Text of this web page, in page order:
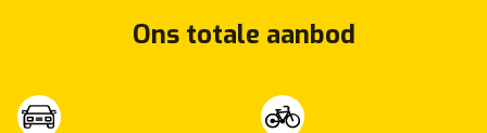
Ons totale aanbod